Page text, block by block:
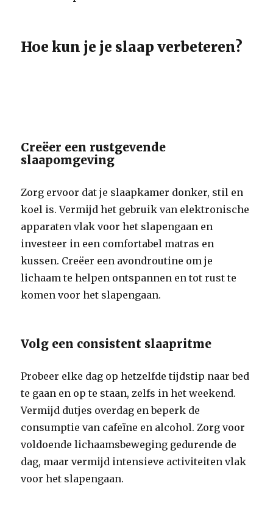
Hoe kun je je slaap verbeteren?
Creëer een rustgevende
slaapomgeving
Zorg ervoor dat je slaapkamer donker, stil en
koel is. Vermijd het gebruik van elektronische
apparaten vlak voor het slapengaan en
investeer in een comfortabel matras en
kussen. Creëer een avondroutine om je
lichaam te helpen ontspannen en tot rust te
komen voor het slapengaan.
Volg een consistent slaapritme
Probeer elke dag op hetzelfde tijdstip naar bed
te gaan en op te staan, zelfs in het weekend.
Vermijd dutjes overdag en beperk de
consumptie van cafeïne en alcohol. Zorg voor
voldoende lichaamsbeweging gedurende de
dag, maar vermijd intensieve activiteiten vlak
voor het slapengaan.